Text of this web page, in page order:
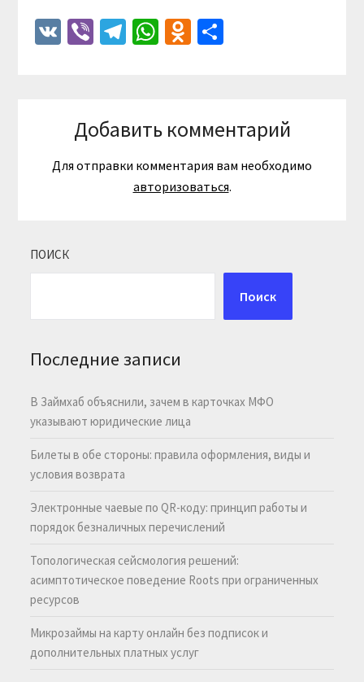
VKViberTelegram
WhatsApp
Odnoklassniki
Отправить
Добавить комментарий
Для отправки комментария вам необходимо
авторизоваться.
ПОИСК
Поиск
Последние записи
В Займхаб объяснили, зачем в карточках МФО
указывают юридические лица
Билеты в обе стороны: правила оформления, виды и
условия возврата
Электронные чаевые по QR-коду: принцип работы и
порядок безналичных перечислений
Топологическая сейсмология решений:
асимптотическое поведение Roots при ограниченных
ресурсов
Микрозаймы на карту онлайн без подписок и
дополнительных платных услуг